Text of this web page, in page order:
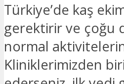
Türkiye’de kaş
gerektirir ve çoğu
normal
Kliniklerimizden